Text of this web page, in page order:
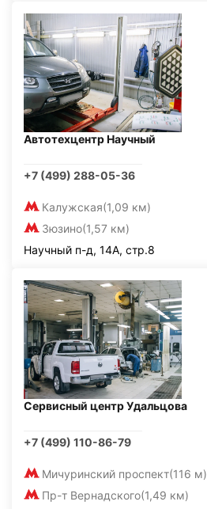
Автотехцентр Научный
+7 (499) 288-05-36
Калужская(1,09 км)
Зюзино(1,57 км)
Научный п-д, 14А, стр.8
Сервисный центр Удальцова
+7 (499) 110-86-79
Мичуринский проспект(116 м)
Пр-т Вернадского(1,49 км)